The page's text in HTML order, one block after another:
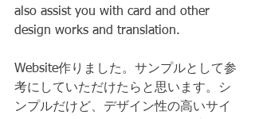
also assist you with card and other
design works and translation.
Website作りました。サンプルとして参
考にしていただけたらと思います。シ
ンプルだけど、デザイン性の高いサイ